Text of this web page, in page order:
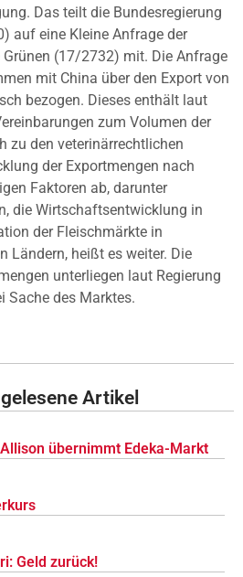
Das teilt die Bundesregierung
auf eine Kleine Anfrage der
(17/2732) mit. Die Anfrage
mit China über den Export von
bezogen. Dieses enthält laut
zum Volumen der
zu den veterinärrechtlichen
der Exportmengen nach
Faktoren ab, darunter
die Wirtschaftsentwicklung in
der Fleischmärkte in
Ländern, heißt es weiter. Die
unterliegen laut Regierung
Sache des Marktes.
Artikel
übernimmt Edeka-Markt
Geld zurück!